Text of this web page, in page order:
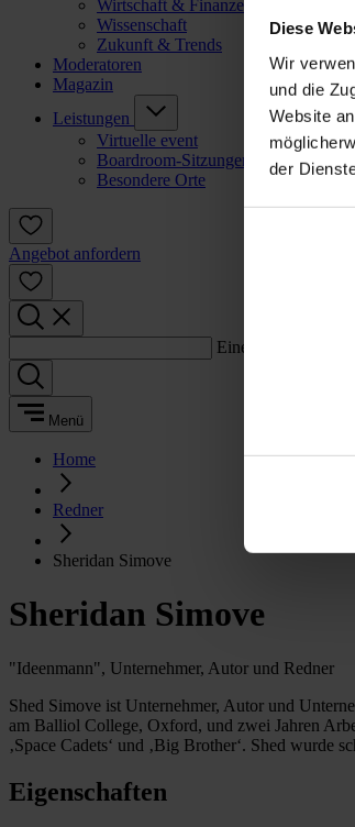
Diese
Wir
und die
Website
der
Wirtschaft & Finanzen
Wissenschaft
Zukunft & Trends
Moderatoren
Magazin
Leistungen
Virtuelle event
Boardroom-Sitzungen
Besondere Orte
Angebot anfordern
Einen Suchbegriff
Menü
Home
Redner
Sheridan Simove
Sheridan Simove
"Ideenmann", Unternehmer, Autor und Redner
Shed Simove ist Unternehmer, Autor und
am Balliol College, Oxford, und zwei Jahren
‚Space Cadets‘ und ‚Big Brother‘. Shed wurde
Eigenschaften